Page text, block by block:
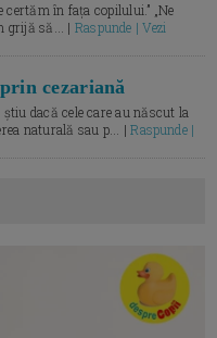
în fața copilului.” „Ne
grijă să... | Raspunde | Vezi
cezariană
dacă cele care au născut la
naturală sau p... |Raspunde |